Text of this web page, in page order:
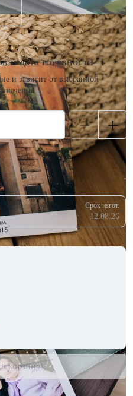
и дата готовности
и зависит от выбранной
Срок изгот.
12.08.26
корзину